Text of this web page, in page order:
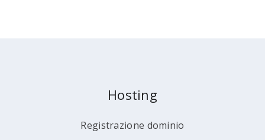
Hosting
Registrazione dominio